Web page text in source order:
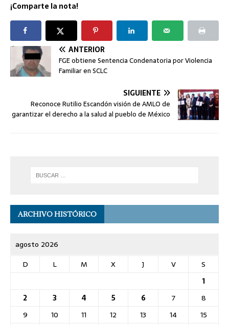
¡Comparte la nota!
ANTERIOR
FGE obtiene Sentencia Condenatoria por Violencia
Familiar en SCLC
SIGUIENTE
Reconoce Rutilio Escandón visión de AMLO de
garantizar el derecho a la salud al pueblo de México
ARCHIVO HISTÓRICO
agosto 2026
D
L M X J V
S
1
2
3 4 5 6 7
8
9
10 11 12 13 14
15